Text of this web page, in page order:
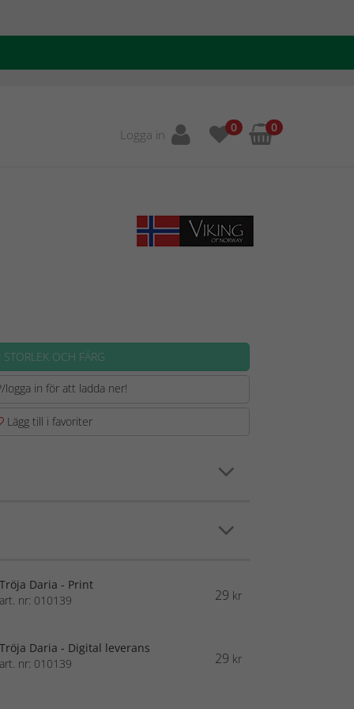
Logga in 0 0
STORLEK OCH FÄRG
logga in för att ladda ner!
Lägg till i favoriter
Daria - Print
nr: 010139
29 kr
Daria - Digital leverans
nr: 010139
29 kr